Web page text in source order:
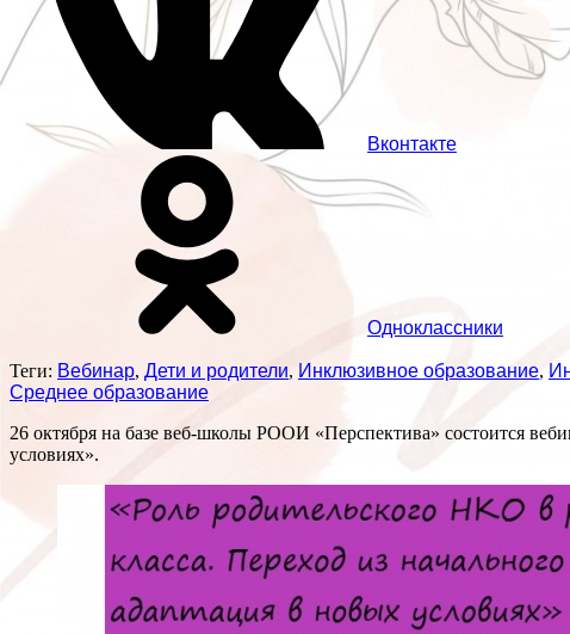
Вконтакте
Одноклассники
Теги: Вебинар, Дети и родители, Инклюзивное образование,
Среднее образование
26 октября на базе веб-школы РООИ «Перспектива» состоится
условиях».